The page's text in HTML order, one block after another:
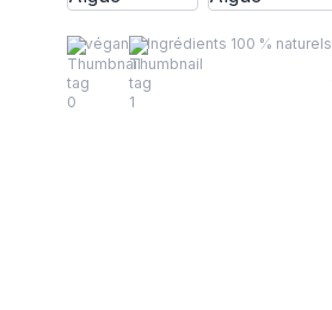
végan Ingrédients 100 % naturels